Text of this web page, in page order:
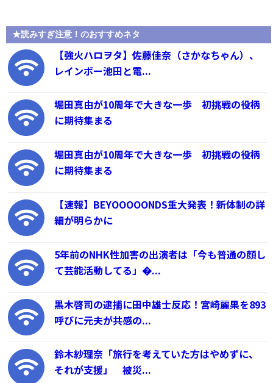
★読みすぎ注意！のおすすめネタ
【強火ハロヲタ】佐藤佳奈（さかなちゃん）、
レインボー池田と電...
堀田真由が10周年で大きな一歩 初挑戦の役柄
に期待集まる
堀田真由が10周年で大きな一歩 初挑戦の役柄
に期待集まる
【速報】BEYOOOOONDS重大発表！新体制の詳
細が明らかに
5年前のNHK性加害の出演者は「今も普通の顔し
て芸能活動してる」�...
黒木啓司の逮捕に田中雄士反応！宮崎麗果を893
呼びに元夫が共感の...
鈴木紗理奈「旅行を考えていた方はやめずに、
それが支援」 被災...